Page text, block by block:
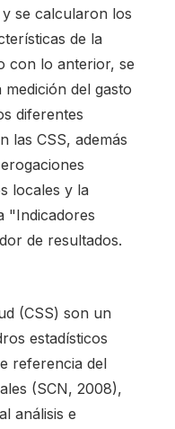
se calcularon los
de la
con lo anterior, se
del gasto
diferentes
las CSS, además
locales y la
"Indicadores
de resultados.
(CSS) son un
estadísticos
referencia del
(SCN, 2008),
análisis e